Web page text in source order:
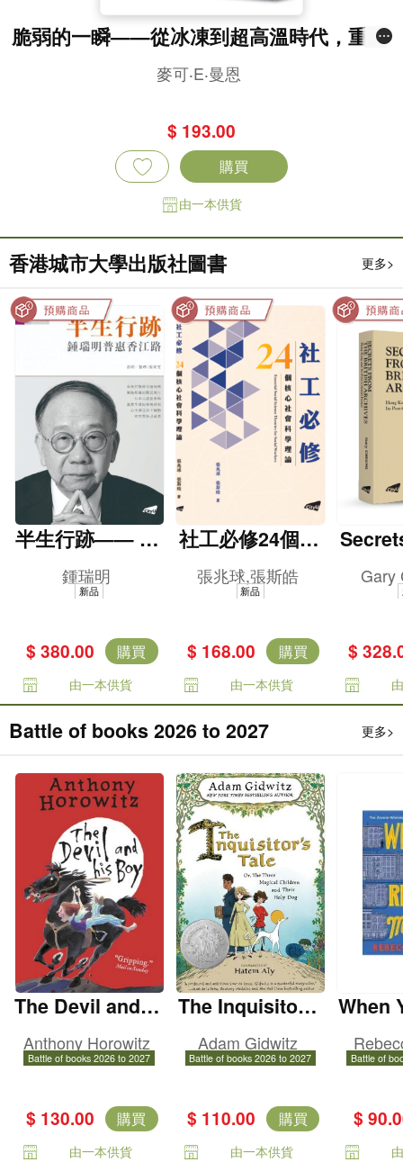
脆弱的一瞬——從冰凍到超高溫時代，重返
45億年氣候史，直指人類百年的存亡危機
麥可‧E‧曼恩
$ 193.00
購買
由一本供貨
香港城市大學出版社圖書 更多>
半生行跡—— 鍾
瑞明普惠香江路
鍾瑞明
新品
$ 380.00 購買
由一本供貨
社工必修24個核
心社會科學理論
張兆球,張斯皓
新品
$ 168.00 購買
由一本供貨
e
es --
Gary
$
Battle of books 2026 to 2027 更多>
The Devil and H
is Boy
Anthony Horowitz
Battle of books 2026 to 2027
$ 130.00 購買
由一本供貨
The Inquisitor's
Tale
Adam Gidwitz
Battle of books 2026 to 2027
$ 110.00 購買
由一本供貨
When
Battle of
$